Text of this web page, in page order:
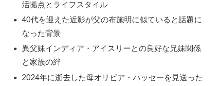
活拠点とライフスタイル
40代を迎えた近影が父の布施明に似ていると話題に
なった背景
異父妹インディア・アイスリーとの良好な兄妹関係
と家族の絆
2024年に逝去した母オリビア・ハッセーを見送った